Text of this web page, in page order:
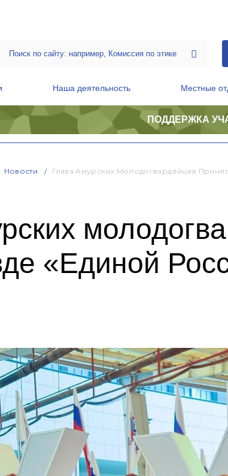
Наша деятельность Местные
ПОДДЕРЖКА
Новости Глава Амурских Молодогвардейцев
«Единой